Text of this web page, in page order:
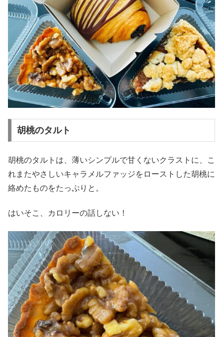
胡桃のタルト
胡桃のタルトは、薄いシンプルで甘くないクラストに、こ
れまたやさしいキャラメルファッジをローストした胡桃に
絡めたものをたっぷりと。
はいそこ、カロリーの話しない！